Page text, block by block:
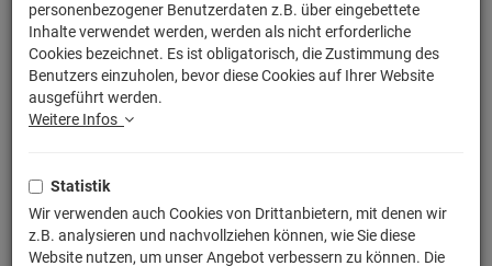
personenbezogener Benutzerdaten z.B. über eingebettete
Inhalte verwendet werden, werden als nicht erforderliche
Cookies bezeichnet. Es ist obligatorisch, die Zustimmung des
Benutzers einzuholen, bevor diese Cookies auf Ihrer Website
ausgeführt werden.
Weitere Infos
Statistik
Wir verwenden auch Cookies von Drittanbietern, mit denen wir
z.B. analysieren und nachvollziehen können, wie Sie diese
Website nutzen, um unser Angebot verbessern zu können. Die